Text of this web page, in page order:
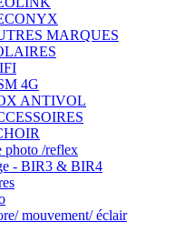
MARQUES
4G
ANTIVOL
photo /reflex
- BIR3 & BIR4
mouvement/ éclair